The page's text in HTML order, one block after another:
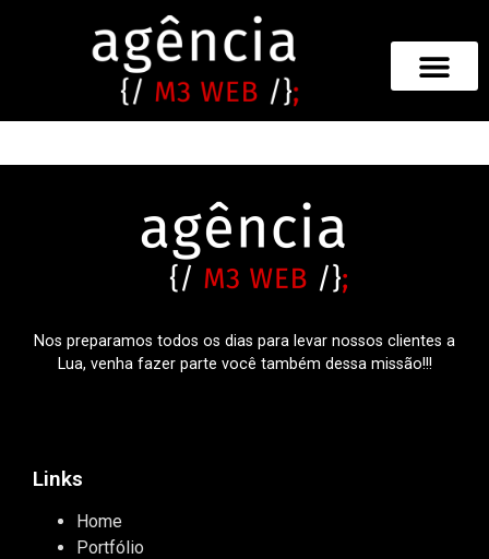
Nos preparamos todos os dias para levar nossos clientes a
Lua, venha fazer parte você também dessa missão!!!
Links
Home
Portfólio